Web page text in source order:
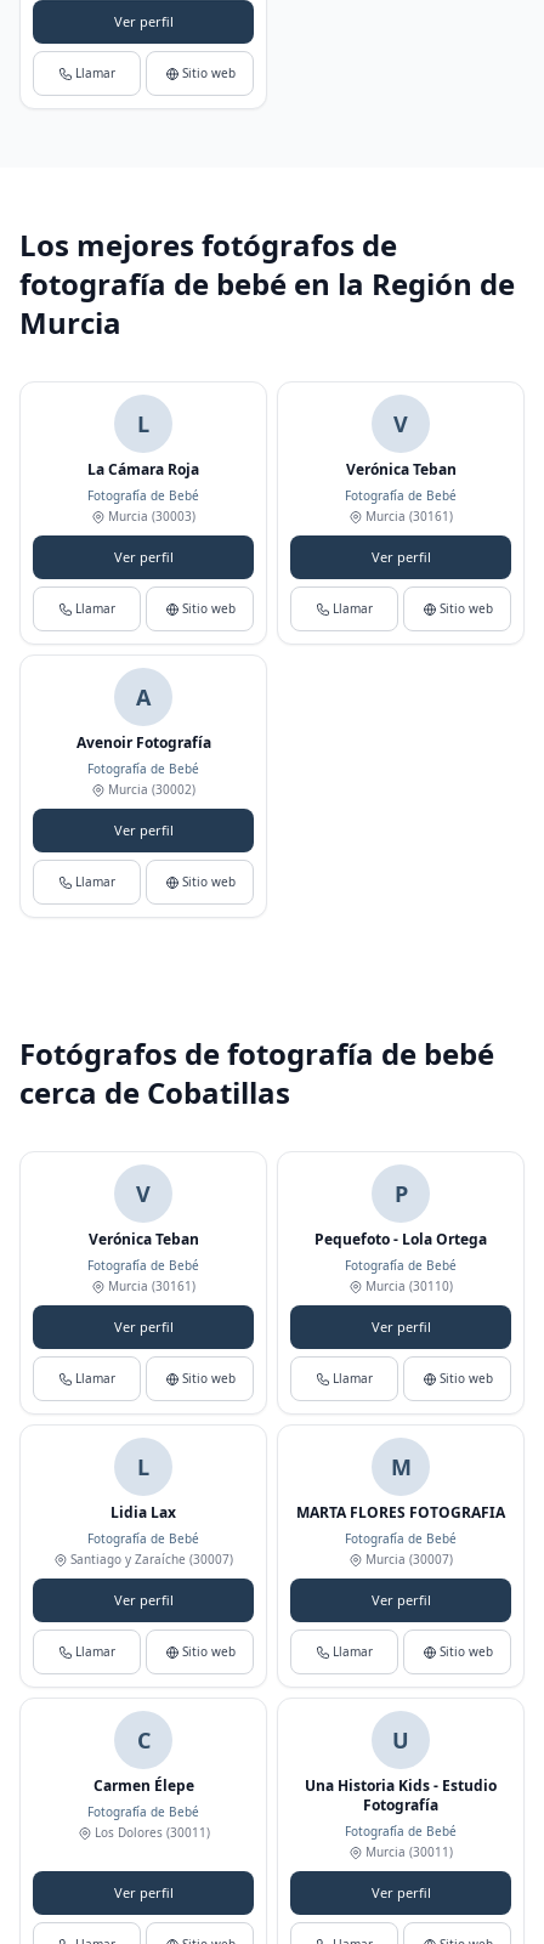
Ver perfil
Llamar Sitio web
Los mejores fotógrafos de
fotografía de bebé en la Región de
Murcia
L
La Cámara Roja
Fotografía de Bebé
Murcia (30003)
Ver perfil
Llamar Sitio web
V
Verónica Teban
Fotografía de Bebé
Murcia (30161)
Ver perfil
Llamar Sitio web
A
Avenoir Fotografía
Fotografía de Bebé
Murcia (30002)
Ver perfil
Llamar Sitio web
Fotógrafos de fotografía de bebé
cerca de Cobatillas
V
Verónica Teban
Fotografía de Bebé
Murcia (30161)
Ver perfil
Llamar Sitio web
P
Pequefoto - Lola Ortega
Fotografía de Bebé
Murcia (30110)
Ver perfil
Llamar Sitio web
L
Lidia Lax
Fotografía de Bebé
Santiago y Zaraíche (30007)
Ver perfil
Llamar Sitio web
M
MARTA FLORES FOTOGRAFIA
Fotografía de Bebé
Murcia (30007)
Ver perfil
Llamar Sitio web
C
Carmen Élepe
Fotografía de Bebé
Los Dolores(30011)
Ver perfil
U
Una Historia Kids - Estudio
Fotografía
Fotografía de Bebé
Murcia (30011)
Ver perfil